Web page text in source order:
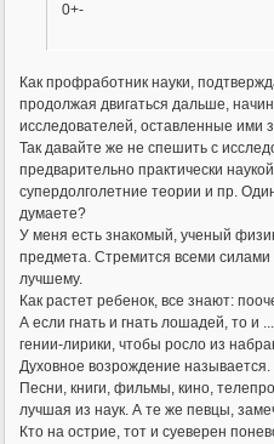
0+-
Как профработник науки,
продолжая двигаться дальше,
исследователей, оставленные ими
Так давайте же не спешить с
предварительно практически
супердолголетние теории и пр.
думаете?
У меня есть знакомый, ученый
предмета. Стремится всеми силами
лучшему.
Как растет ребенок, все знают:
А если гнать и гнать лошадей, то и
гении-лирики, чтобы росло из
Духовное возрождение
Песни, книги, фильмы, кино,
лучшая из наук. А те же певцы,
Кто на острие, тот и суеверен